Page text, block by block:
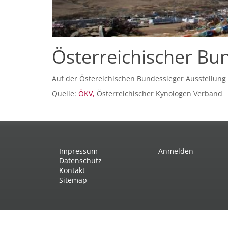
Österreichischer
Auf der Östereichischen Bundessieger
Quelle: ÖKV, Österreichischer Kynologen Verband
Impressum
Datenschutz
Kontakt
Sitemap
Anmelden